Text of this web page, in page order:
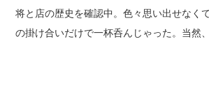
将と店の歴史を確認中。色々思い出せなく
の掛け合いだけで一杯呑んじゃった。当然